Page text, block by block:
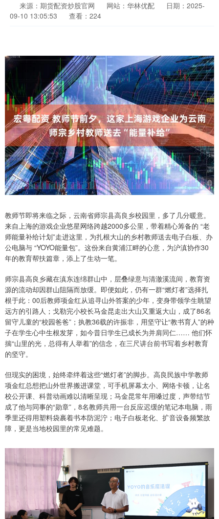
来源：期货配资炒股官网 网站：华林优配
日期：2025-
09-10 13:05:53
查看：224
教师节即将来临之际，云南省师宗县高良乡校园里，多了几分暖意。
来自上海的游戏企业悠星网络跨越2000多公里，带着精心筹备的 “老
师能量补给计划”走进这里，为扎根大山的乡村教师送去电子白板、办
公电脑与 “YOYO能量包”。这份来自黄浦江畔的心意，为沪滇协作30
年的教育帮扶篇章，添上了生动一笔。
师宗县高良乡藏在滇东连绵群山中，层叠绿意与清澈溪流间，教育资
源的流动却因群山阻隔而放缓。即便如此，仍有一群“燃灯者”选择扎
根于此：00后教师项金红从追寻山外答案的少年，变身带领学生眺望
远方的引路人；戈勒完小校长马金昆走出大山又重返大山，成了86名
留守儿童的“校园爸爸”；执教36载的许振非，用坚守让“教书育人”的种
子在学生心中生根发芽，如今昔日学生已成长为并肩同仁…… 他们怀
揣“山里的光，总得有人举着”的信念，在三尺讲台前书写着乡村教育
的坚守。
但现实的困境，始终牵绊着这些“燃灯者”的脚步。高良民族中学教师
项金红总想把山外世界搬进课堂，可手机屏幕太小、网络卡顿，让名
校公开课、科普动画难以清晰呈现；马金昆常年用嗓过度，声带结节
成了他与同事的“勋章”，8名教师共用一台反应迟缓的笔记本电脑，雨
季里还得用塑料袋裹着书本防泥泞；电子白板老化、扩音设备频繁故
障，更是当地校园里的常见难题。